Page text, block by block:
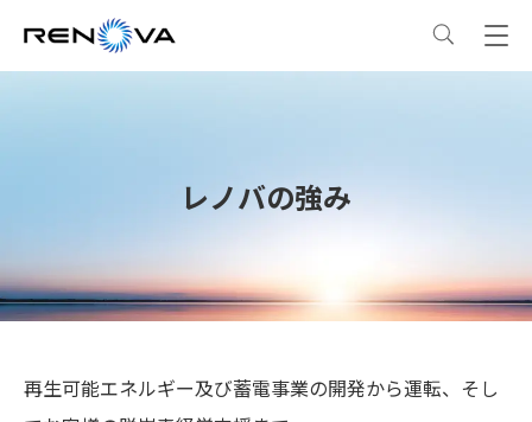
事業概要
企業情報
サステナビリティ
レノバの強み
再生可能エネルギー及び蓄電事業の開発から運転、そし